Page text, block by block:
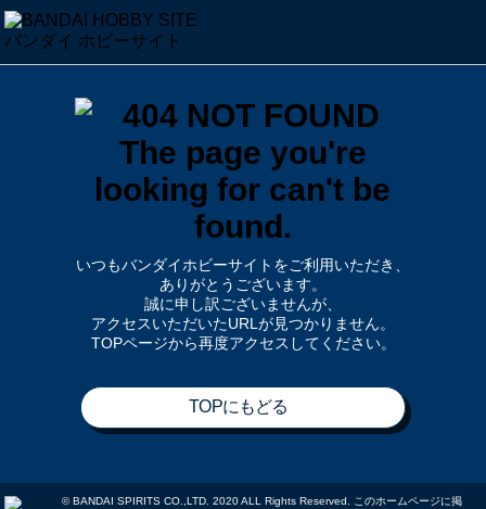
いつもバンダイホビーサイトをご利用いただき、
ありがとうございます。
誠に申し訳ございませんが、
アクセスいただいたURLが見つかりません。
TOPページから再度アクセスしてください。
TOPにもどる
© BANDAI SPIRITS CO.,LTD. 2020 ALL Rights Reserved. このホームページに掲